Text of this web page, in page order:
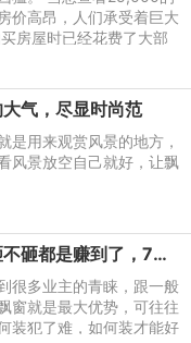
价高昂，人们承受着巨大
房屋时已经花费了大部
面临装修问题。 那么谁
气，尽显时尚范
是用来观赏风景的地方，
风景放空自己就好，让飘
买到带飘窗的卧室，砸不砸都是赚到了，7种设计休闲储物随你挑
很多业主的青睐，跟一般
窗就是最大优势，可往往
装犯了难，如何装才能好